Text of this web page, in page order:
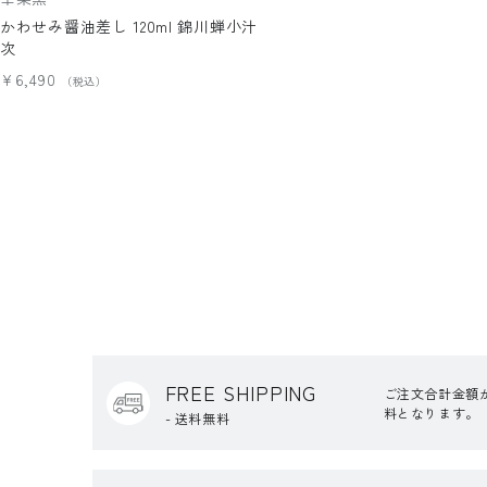
かわせみ醤油差し 120ml 錦川蝉小汁
次
¥6,490
FREE SHIPPING
- 送料無料
ご注文合計金
料となります。